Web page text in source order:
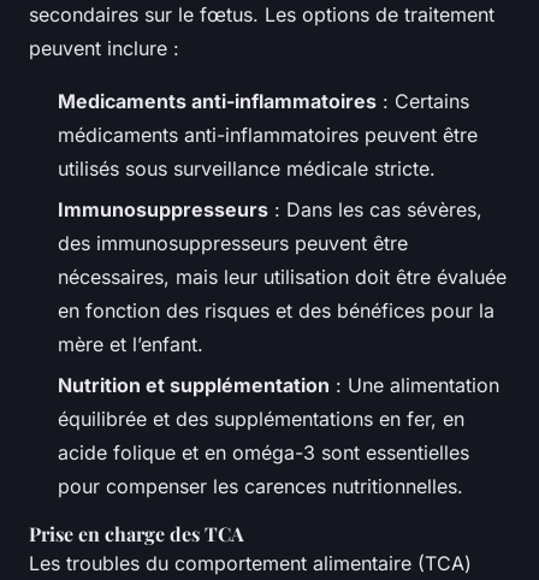
secondaires sur le fœtus. Les options de traitement
peuvent inclure :
Medicaments anti-inflammatoires : Certains
médicaments anti-inflammatoires peuvent être
utilisés sous surveillance médicale stricte.
Immunosuppresseurs : Dans les cas sévères,
des immunosuppresseurs peuvent être
nécessaires, mais leur utilisation doit être évaluée
en fonction des risques et des bénéfices pour la
mère et l’enfant.
Nutrition et supplémentation : Une alimentation
équilibrée et des supplémentations en fer, en
acide folique et en oméga-3 sont essentielles
pour compenser les carences nutritionnelles.
Prise en charge des TCA
Les troubles du comportement alimentaire (TCA)